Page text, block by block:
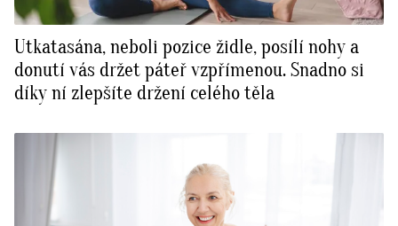
Utkatasána, neboli pozice židle, posílí nohy a
donutí vás držet páteř vzpřímenou. Snadno si
díky ní zlepšíte držení celého těla